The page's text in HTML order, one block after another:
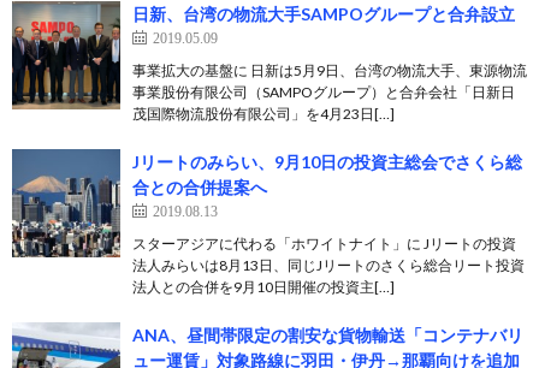
日新、台湾の物流大手SAMPOグループと合弁設立
2019.05.09
事業拡大の基盤に 日新は5月9日、台湾の物流大手、東源物流
事業股份有限公司（SAMPOグループ）と合弁会社「日新日
茂国際物流股份有限公司」を4月23日[…]
Jリートのみらい、9月10日の投資主総会でさくら総
合との合併提案へ
2019.08.13
スターアジアに代わる「ホワイトナイト」に Jリートの投資
法人みらいは8月13日、同じJリートのさくら総合リート投資
法人との合併を9月10日開催の投資主[…]
ANA、昼間帯限定の割安な貨物輸送「コンテナバリ
ュー運賃」対象路線に羽田・伊丹→那覇向けを追加